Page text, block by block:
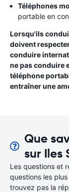
Téléphones
portable en
Lorsqu'ils
doivent
conduire
ne pas conduire
téléphone
entraîner une
Que
sur Iles
Les questions et
questions les
trouvez pas la